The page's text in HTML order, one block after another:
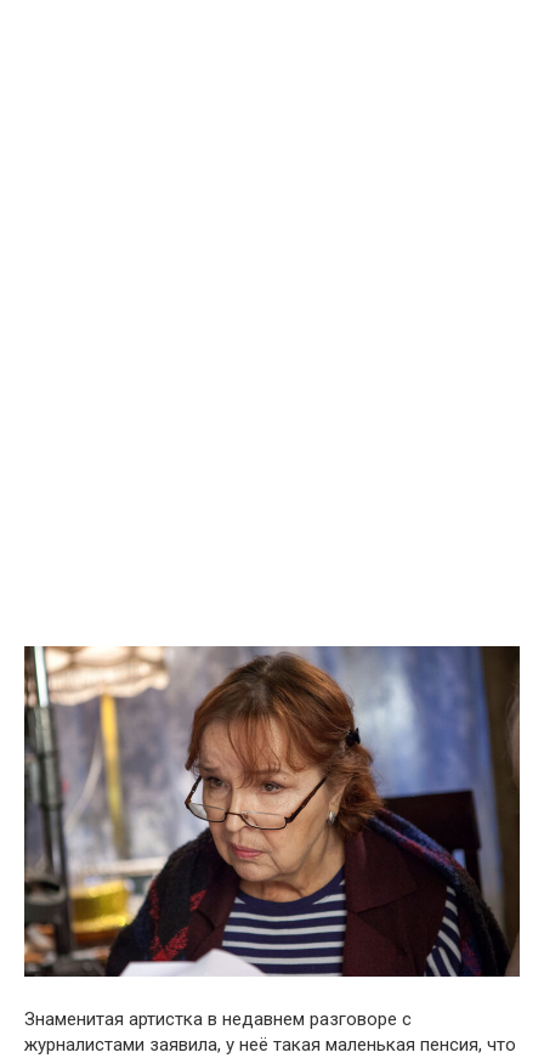
Знаменитая артистка в недавнем разговоре с
журналистами заявила, у неё такая маленькая пенсия, что